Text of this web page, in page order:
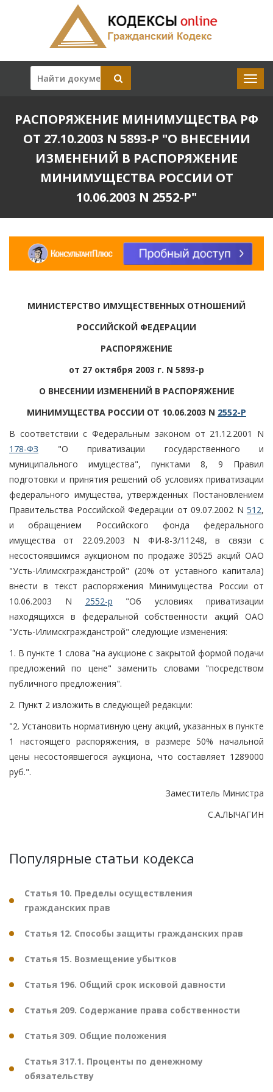
РАСПОРЯЖЕНИЕ МИНИМУЩЕСТВА РФ
ОТ 27.10.2003 N 5893-Р "О ВНЕСЕНИИ
ИЗМЕНЕНИЙ В РАСПОРЯЖЕНИЕ
МИНИМУЩЕСТВА РОССИИ ОТ
10.06.2003 N 2552-Р"
МИНИСТЕРСТВО ИМУЩЕСТВЕННЫХ ОТНОШЕНИЙ
РОССИЙСКОЙ ФЕДЕРАЦИИ
РАСПОРЯЖЕНИЕ
от 27 октября 2003 г. N 5893-р
О ВНЕСЕНИИ ИЗМЕНЕНИЙ В РАСПОРЯЖЕНИЕ
МИНИМУЩЕСТВА РОССИИ ОТ 10.06.2003 N 2552-Р
В соответствии с Федеральным законом от 21.12.2001 N
178-ФЗ "О приватизации государственного и
муниципального имущества", пунктами 8, 9 Правил
подготовки и принятия решений об условиях приватизации
федерального имущества, утвержденных Постановлением
Правительства Российской Федерации от 09.07.2002 N 512,
и обращением Российского фонда федерального
имущества от 22.09.2003 N ФИ-8-3/11248, в связи с
несостоявшимся аукционом по продаже 30525 акций ОАО
"Усть-Илимскгражданстрой" (20% от уставного капитала)
внести в текст распоряжения Минимущества России от
10.06.2003 N 2552-р "Об условиях приватизации
находящихся в федеральной собственности акций ОАО
"Усть-Илимскгражданстрой" следующие изменения:
1. В пункте 1 слова "на аукционе с закрытой формой подачи
предложений по цене" заменить словами "посредством
публичного предложения".
2. Пункт 2 изложить в следующей редакции:
"2. Установить нормативную цену акций, указанных в пункте
1 настоящего распоряжения, в размере 50% начальной
цены несостоявшегося аукциона, что составляет 1289000
руб.".
Заместитель Министра
С.А.ЛЫЧАГИН
Популярные статьи кодекса
Статья 10. Пределы осуществления
гражданских прав
Статья 12. Способы защиты гражданских прав
Статья 15. Возмещение убытков
Статья 196. Общий срок исковой давности
Статья 209. Содержание права собственности
Статья 309. Общие положения
Статья 317.1. Проценты по денежному
обязательству